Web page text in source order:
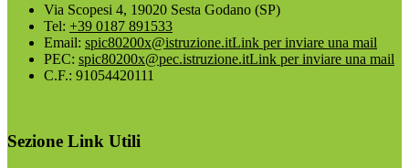
Via Scopesi 4, 19020 Sesta Godano (SP)
Tel: +39 0187 891533
Email: spic80200x@istruzione.itLink per inviare una mail
PEC: spic80200x@pec.istruzione.itLink per inviare una mail
C.F.: 91054420111
Sezione Link Utili